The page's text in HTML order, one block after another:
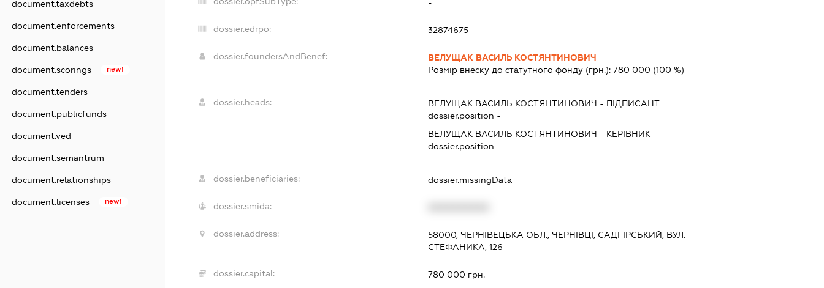
document.taxdebts
document.enforcements
document.balances
document.scorings new!
document.tenders
document.publicfunds
document.ved
document.semantrum
document.relationships
document.licenses new!
-
dossier.edrpo: 32874675
dossier.foundersAndBenef:
ВЕЛУЩАК ВАСИЛЬ КОСТЯНТИНОВИЧ
Розмір внеску до статутного фонду (грн.): 780 000 (100 %)
dossier.heads: ВЕЛУЩАК ВАСИЛЬ КОСТЯНТИНОВИЧ - ПІДПИСАНТ
dossier.position -
ВЕЛУЩАК ВАСИЛЬ КОСТЯНТИНОВИЧ - КЕРІВНИК
dossier.position -
dossier.beneficiaries: dossier.missingData
dossier.smida:
dossier.address:
58000, ЧЕРНІВЕЦЬКА ОБЛ., ЧЕРНІВЦІ, САДГІРСЬКИЙ, ВУЛ.
СТЕФАНИКА, 126
dossier.capital: 780 000 грн.